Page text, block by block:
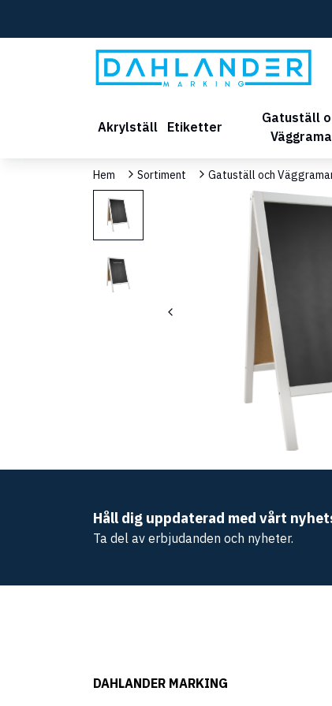
Akrylställ Etiketter
Gatuställ
Hem Sortiment Gatuställ och
Håll dig uppdaterad med vårt
Ta del av erbjudanden och nyheter.
DAHLANDER MARKING